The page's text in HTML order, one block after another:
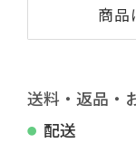
商品
送料・返品・
配送